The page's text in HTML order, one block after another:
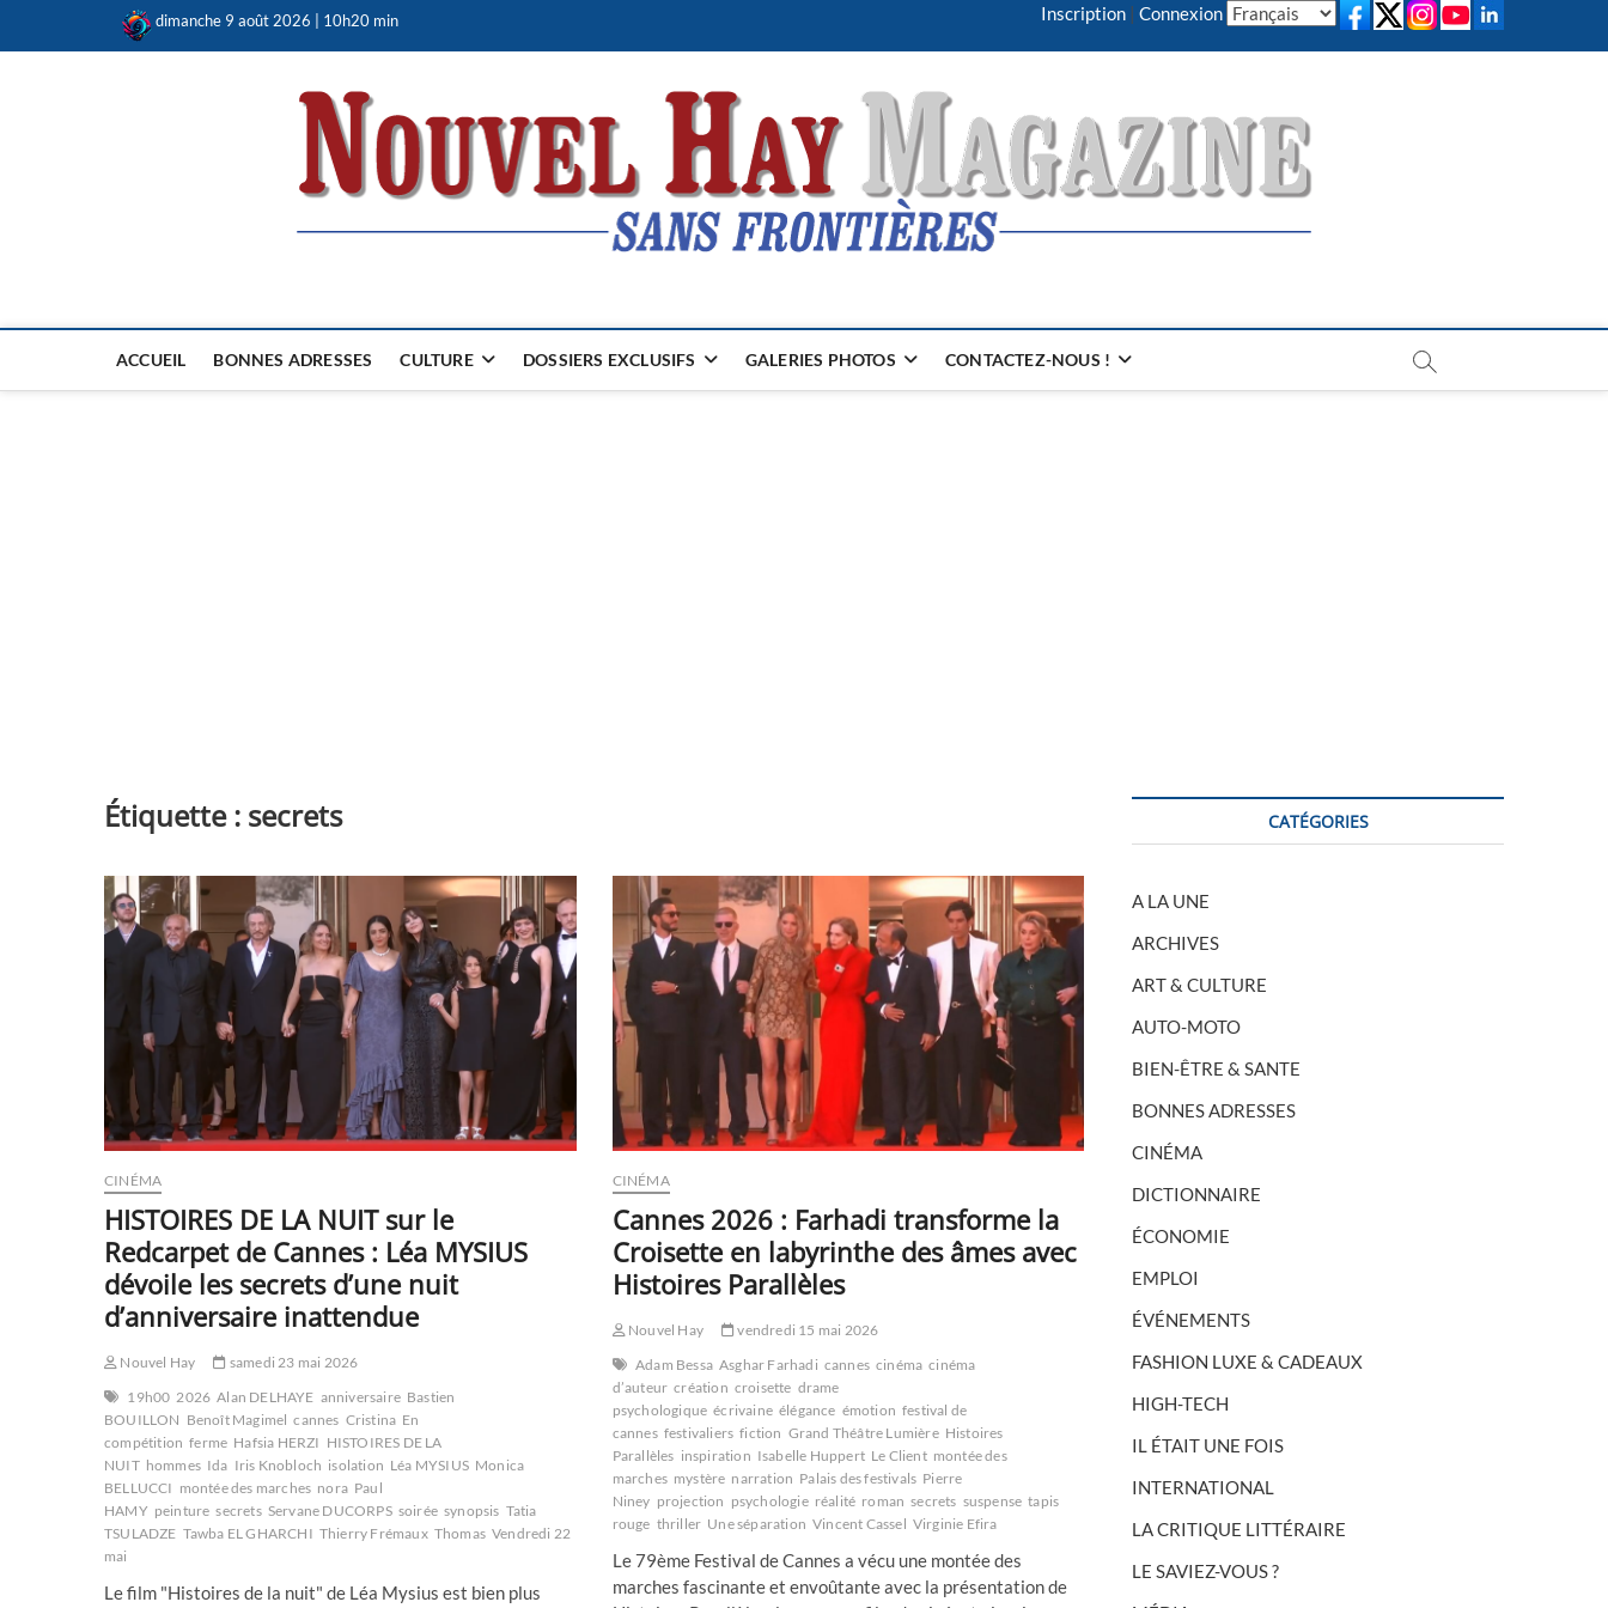
dimanche 9 août 2026 | 10h20 min Inscription | Connexion
ACCUEIL BONNES ADRESSES CULTURE DOSSIERS EXCLUSIFS GALERIES PHOTOS CONTACTEZ-NOUS !
Étiquette : secrets
CINÉMA
HISTOIRES DE LA NUIT sur le
Redcarpet de Cannes : Léa MYSIUS
dévoile les secrets d’une nuit
d’anniversaire inattendue
Nouvel Hay
samedi 23 mai 2026
19h00 2026 Alan DELHAYE anniversaire Bastien
BOUILLON Benoît Magimel cannes Cristina En
compétition ferme Hafsia HERZI HISTOIRES DE LA
NUIT hommes Ida Iris Knobloch isolation Léa MYSIUS Monica
BELLUCCI montée des marches nora Paul
HAMY peinture secrets Servane DUCORPS soirée synopsis Tatia
TSULADZE Tawba EL GHARCHI Thierry Frémaux Thomas Vendredi 22
mai
Le film "Histoires de la nuit" de Léa Mysius est bien plus
CINÉMA
Cannes 2026 : Farhadi transforme la
Croisette en labyrinthe des âmes avec
Histoires Parallèles
Nouvel Hay
vendredi 15 mai 2026
Adam Bessa Asghar Farhadi cannes cinéma cinéma
d’auteur création croisette drame
psychologique écrivaine élégance émotion festival de
cannes festivaliers fiction Grand Théâtre Lumière Histoires
Parallèles inspiration Isabelle Huppert Le Client montée des
marches mystère narration Palais des festivals Pierre
Niney projection psychologie réalité roman secrets suspense tapis
rouge thriller Une séparation Vincent Cassel Virginie Efira
Le 79ème Festival de Cannes a vécu une montée des
marches fascinante et envoûtante avec la présentation de
CATÉGORIES
A LA UNE
ARCHIVES
ART & CULTURE
AUTO-MOTO
BIEN-ÊTRE & SANTE
BONNES ADRESSES
CINÉMA
DICTIONNAIRE
ÉCONOMIE
EMPLOI
ÉVÉNEMENTS
FASHION LUXE & CADEAUX
HIGH-TECH
IL ÉTAIT UNE FOIS
INTERNATIONAL
LA CRITIQUE LITTÉRAIRE
LE SAVIEZ-VOUS ?